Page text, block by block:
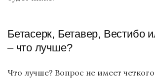
Бетасерк, Бетавер, Вестибо
– что лучше?
Что лучше? Вопрос не имеет четкого